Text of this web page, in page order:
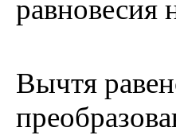
равновесия
Вычтя